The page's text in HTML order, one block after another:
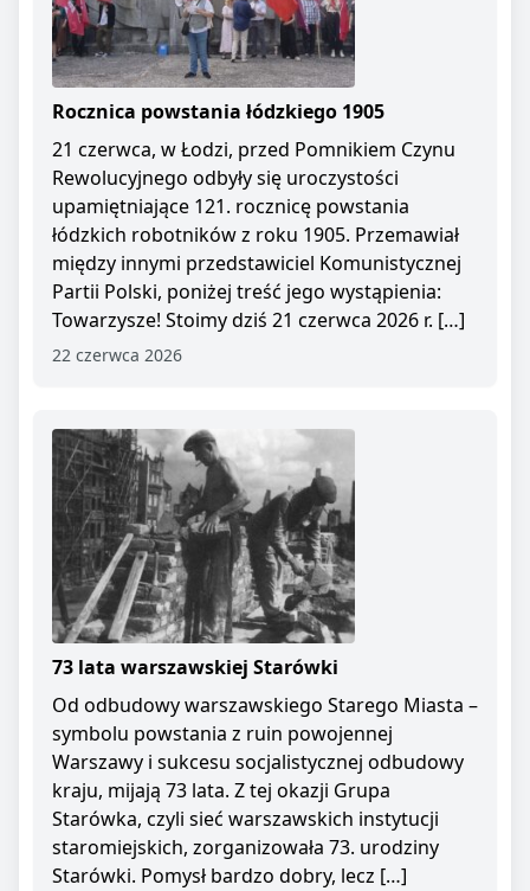
Rocznica powstania łódzkiego 1905
21 czerwca, w Łodzi, przed Pomnikiem Czynu
Rewolucyjnego odbyły się uroczystości
upamiętniające 121. rocznicę powstania
łódzkich robotników z roku 1905. Przemawiał
między innymi przedstawiciel Komunistycznej
Partii Polski, poniżej treść jego wystąpienia:
Towarzysze! Stoimy dziś 21 czerwca 2026 r. […]
22 czerwca 2026
73 lata warszawskiej Starówki
Od odbudowy warszawskiego Starego Miasta –
symbolu powstania z ruin powojennej
Warszawy i sukcesu socjalistycznej odbudowy
kraju, mijają 73 lata. Z tej okazji Grupa
Starówka, czyli sieć warszawskich instytucji
staromiejskich, zorganizowała 73. urodziny
Starówki. Pomysł bardzo dobry, lecz […]